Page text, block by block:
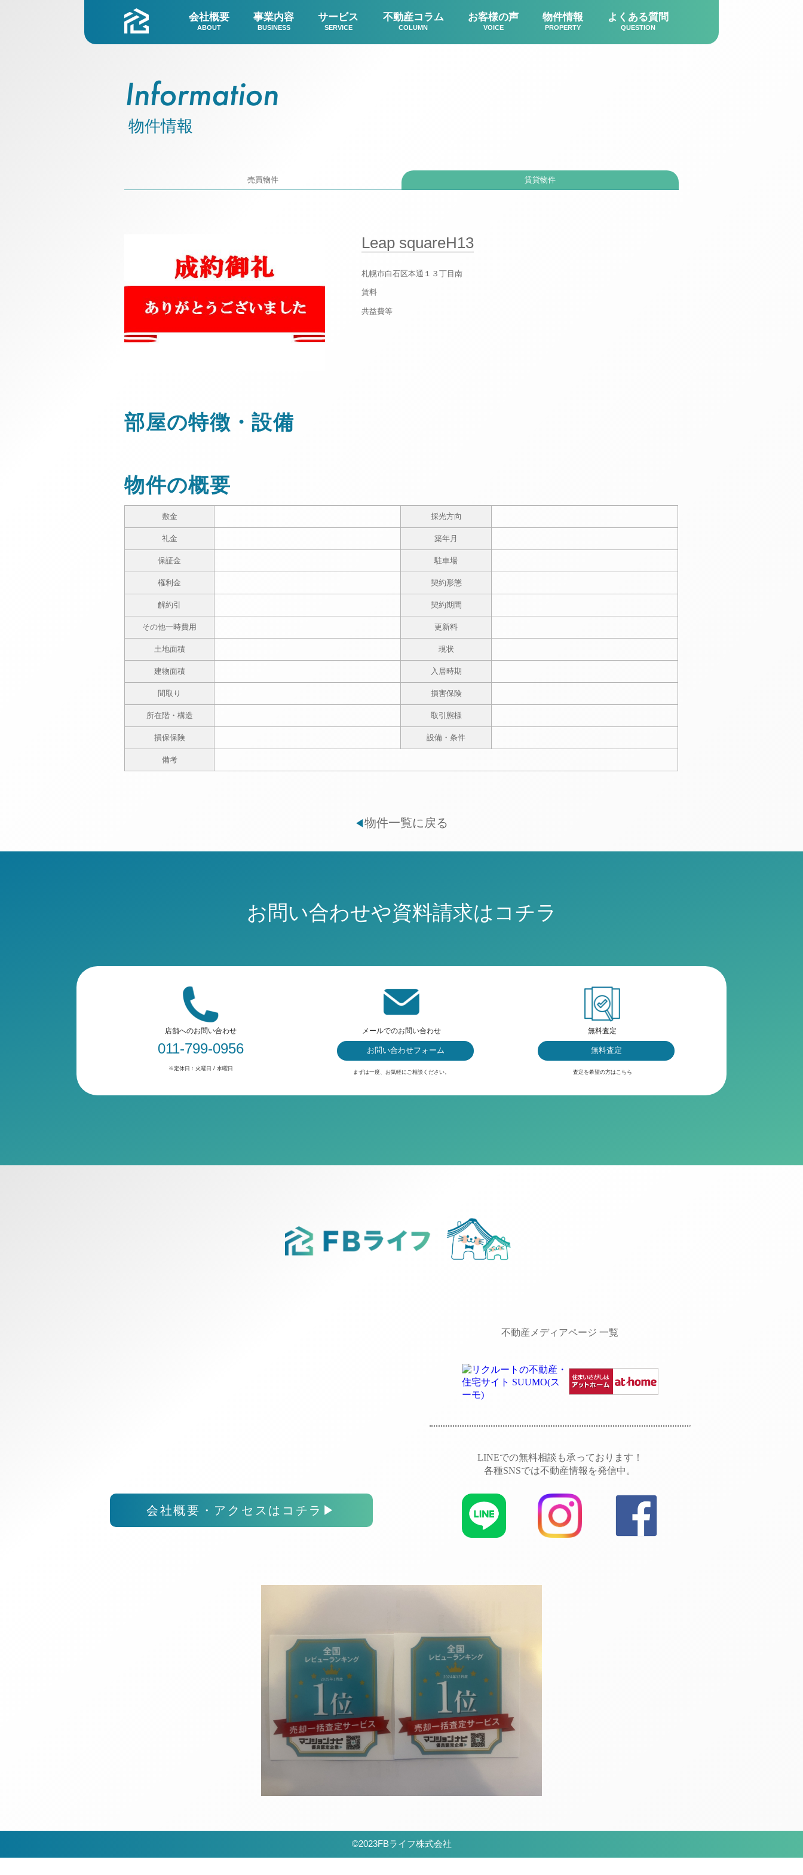
会社概要
ABOUT
事業内容
BUSINESS
サービス
SERVICE
不動産コラム
COLUMN
お客様の声
VOICE
物件情報
PROPERTY
よくある質問
QUESTION
Information
物件情報
売買物件 賃貸物件
Leap squareH13
札幌市白石区本通１３丁目南
賃料
共益費等
部屋の特徴・設備
物件の概要
敷金 採光方向
礼金 築年月
保証金 駐車場
権利金 契約形態
解約引 契約期間
その他一時費用 更新料
土地面積 現状
建物面積 入居時期
間取り 損害保険
所在階・構造 取引態様
損保保険 設備・条件
備考
◀物件一覧に戻る
お問い合わせや資料請求はコチラ
店舗へのお問い合わせ
011-799-0956
※定休日：火曜日 / 水曜日
メールでのお問い合わせ
お問い合わせフォーム
まずは一度、お気軽にご相談ください。
無料査定
無料査定
査定を希望の方はこちら
会社概要・アクセスはコチラ ▶
不動産メディアページ 一覧
LINEでの無料相談も承っております！
各種SNSでは不動産情報を発信中。
©2023FBライフ株式会社